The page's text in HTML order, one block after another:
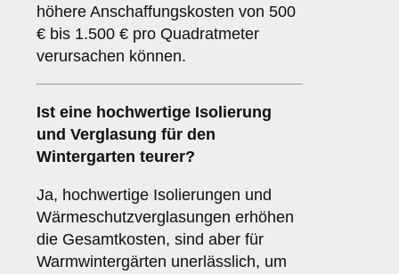
höhere Anschaffungskosten von 500
€ bis 1.500 € pro Quadratmeter
verursachen können.
Ist eine hochwertige Isolierung
und Verglasung für den
Wintergarten teurer?
Ja, hochwertige Isolierungen und
Wärmeschutzverglasungen erhöhen
die Gesamtkosten, sind aber für
Warmwintergärten unerlässlich, um